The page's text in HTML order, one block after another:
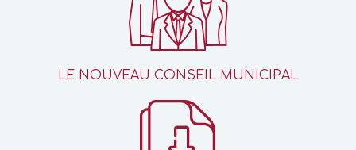
LE NOUVEAU CONSEIL MUNICIPAL